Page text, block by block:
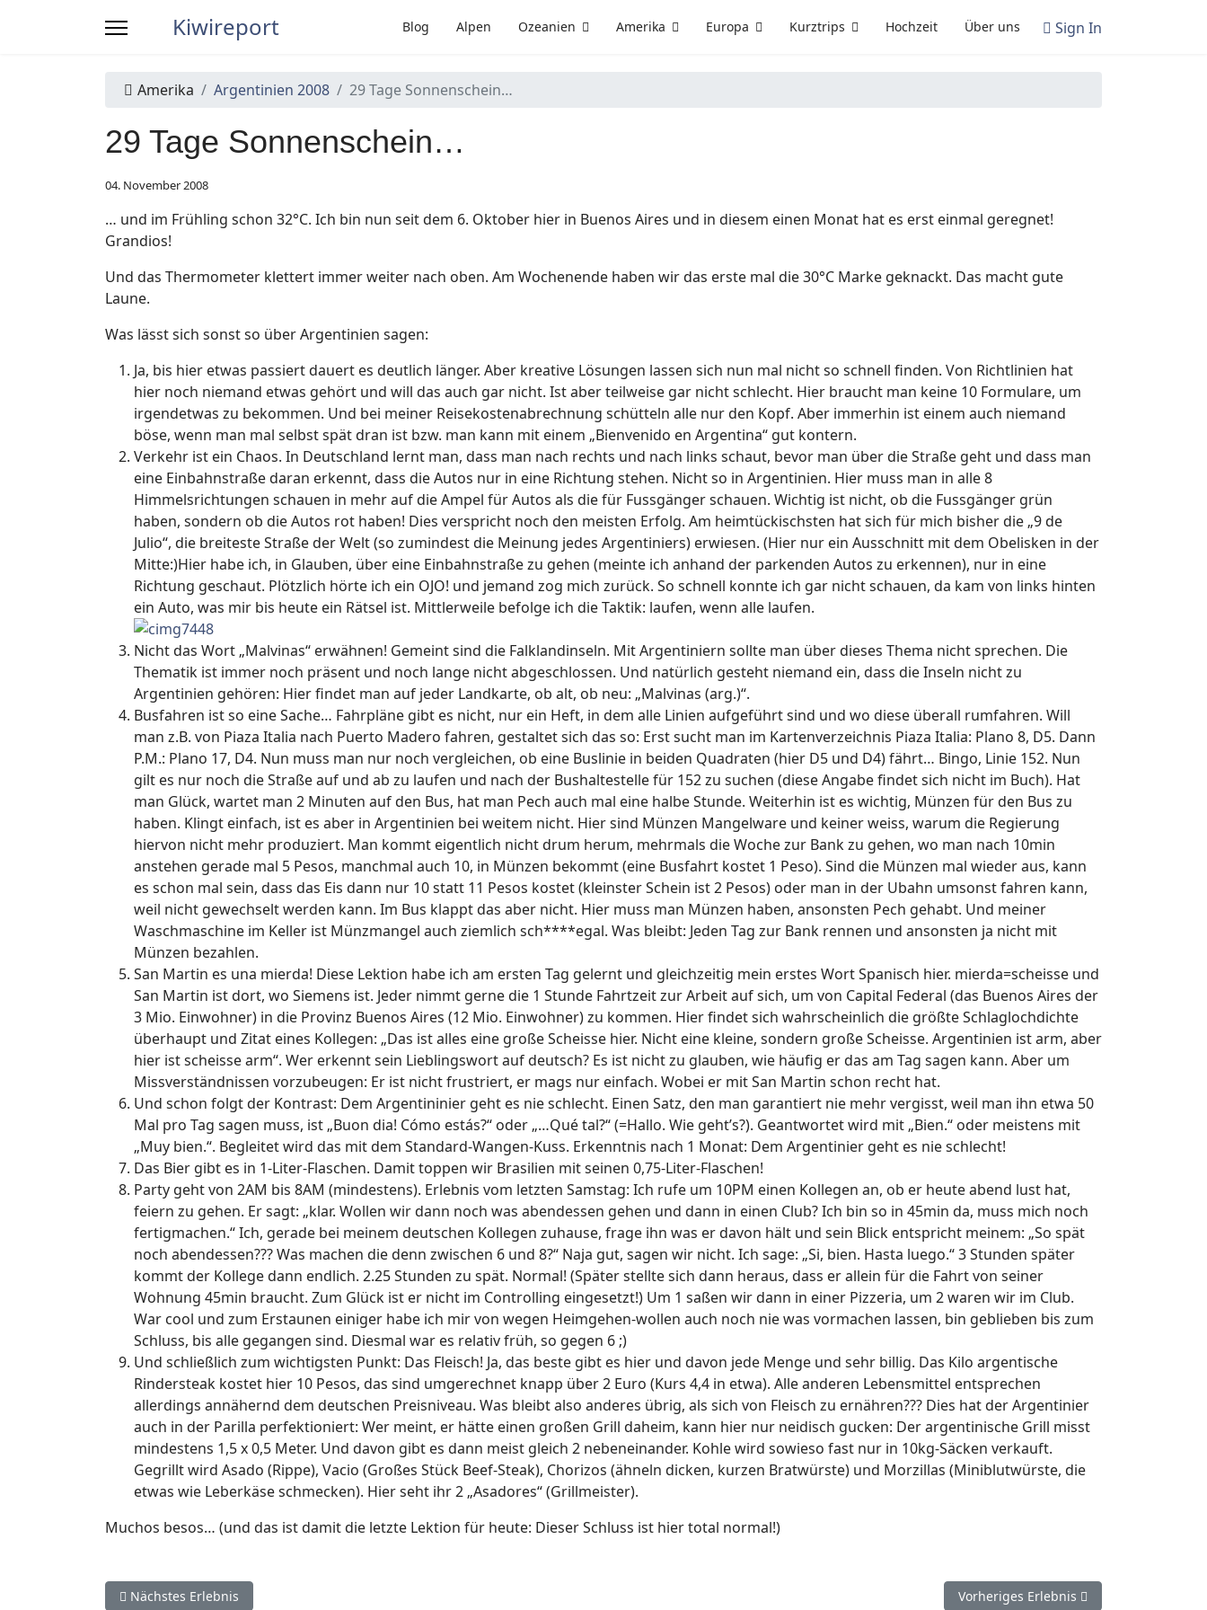
Kiwireport Blog Alpen Ozeanien Amerika Europa Kurztrips Hochzeit Über uns Sign In
Amerika Argentinien 2008 29 Tage Sonnenschein…
29 Tage Sonnenschein…
04. November 2008
… und im Frühling schon 32°C. Ich bin nun seit dem 6. Oktober hier in Buenos Aires und in diesem einen Monat hat es erst einmal geregnet!
Grandios!
Und das Thermometer klettert immer weiter nach oben. Am Wochenende haben wir das erste mal die 30°C Marke geknackt. Das macht gute
Laune.
Was lässt sich sonst so über Argentinien sagen:
Ja, bis hier etwas passiert dauert es deutlich länger. Aber kreative Lösungen lassen sich nun mal nicht so schnell finden. Von Richtlinien hat
hier noch niemand etwas gehört und will das auch gar nicht. Ist aber teilweise gar nicht schlecht. Hier braucht man keine 10 Formulare, um
irgendetwas zu bekommen. Und bei meiner Reisekostenabrechnung schütteln alle nur den Kopf. Aber immerhin ist einem auch niemand
böse, wenn man mal selbst spät dran ist bzw. man kann mit einem „Bienvenido en Argentina“ gut kontern.
Verkehr ist ein Chaos. In Deutschland lernt man, dass man nach rechts und nach links schaut, bevor man über die Straße geht und dass man
eine Einbahnstraße daran erkennt, dass die Autos nur in eine Richtung stehen. Nicht so in Argentinien. Hier muss man in alle 8
Himmelsrichtungen schauen in mehr auf die Ampel für Autos als die für Fussgänger schauen. Wichtig ist nicht, ob die Fussgänger grün
haben, sondern ob die Autos rot haben! Dies verspricht noch den meisten Erfolg. Am heimtückischsten hat sich für mich bisher die „9 de
Julio“, die breiteste Straße der Welt (so zumindest die Meinung jedes Argentiniers) erwiesen. (Hier nur ein Ausschnitt mit dem Obelisken in der
Mitte:)Hier habe ich, in Glauben, über eine Einbahnstraße zu gehen (meinte ich anhand der parkenden Autos zu erkennen), nur in eine
Richtung geschaut. Plötzlich hörte ich ein OJO! und jemand zog mich zurück. So schnell konnte ich gar nicht schauen, da kam von links hinten
ein Auto, was mir bis heute ein Rätsel ist. Mittlerweile befolge ich die Taktik: laufen, wenn alle laufen.
Nicht das Wort „Malvinas“ erwähnen! Gemeint sind die Falklandinseln. Mit Argentiniern sollte man über dieses Thema nicht sprechen. Die
Thematik ist immer noch präsent und noch lange nicht abgeschlossen. Und natürlich gesteht niemand ein, dass die Inseln nicht zu
Argentinien gehören: Hier findet man auf jeder Landkarte, ob alt, ob neu: „Malvinas (arg.)“.
Busfahren ist so eine Sache… Fahrpläne gibt es nicht, nur ein Heft, in dem alle Linien aufgeführt sind und wo diese überall rumfahren. Will
man z.B. von Piaza Italia nach Puerto Madero fahren, gestaltet sich das so: Erst sucht man im Kartenverzeichnis Piaza Italia: Plano 8, D5. Dann
P.M.: Plano 17, D4. Nun muss man nur noch vergleichen, ob eine Buslinie in beiden Quadraten (hier D5 und D4) fährt… Bingo, Linie 152. Nun
gilt es nur noch die Straße auf und ab zu laufen und nach der Bushaltestelle für 152 zu suchen (diese Angabe findet sich nicht im Buch). Hat
man Glück, wartet man 2 Minuten auf den Bus, hat man Pech auch mal eine halbe Stunde. Weiterhin ist es wichtig, Münzen für den Bus zu
haben. Klingt einfach, ist es aber in Argentinien bei weitem nicht. Hier sind Münzen Mangelware und keiner weiss, warum die Regierung
hiervon nicht mehr produziert. Man kommt eigentlich nicht drum herum, mehrmals die Woche zur Bank zu gehen, wo man nach 10min
anstehen gerade mal 5 Pesos, manchmal auch 10, in Münzen bekommt (eine Busfahrt kostet 1 Peso). Sind die Münzen mal wieder aus, kann
es schon mal sein, dass das Eis dann nur 10 statt 11 Pesos kostet (kleinster Schein ist 2 Pesos) oder man in der Ubahn umsonst fahren kann,
weil nicht gewechselt werden kann. Im Bus klappt das aber nicht. Hier muss man Münzen haben, ansonsten Pech gehabt. Und meiner
Waschmaschine im Keller ist Münzmangel auch ziemlich sch****egal. Was bleibt: Jeden Tag zur Bank rennen und ansonsten ja nicht mit
Münzen bezahlen.
San Martin es una mierda! Diese Lektion habe ich am ersten Tag gelernt und gleichzeitig mein erstes Wort Spanisch hier. mierda=scheisse und
San Martin ist dort, wo Siemens ist. Jeder nimmt gerne die 1 Stunde Fahrtzeit zur Arbeit auf sich, um von Capital Federal (das Buenos Aires der
3 Mio. Einwohner) in die Provinz Buenos Aires (12 Mio. Einwohner) zu kommen. Hier findet sich wahrscheinlich die größte Schlaglochdichte
überhaupt und Zitat eines Kollegen: „Das ist alles eine große Scheisse hier. Nicht eine kleine, sondern große Scheisse. Argentinien ist arm, aber
hier ist scheisse arm“. Wer erkennt sein Lieblingswort auf deutsch? Es ist nicht zu glauben, wie häufig er das am Tag sagen kann. Aber um
Missverständnissen vorzubeugen: Er ist nicht frustriert, er mags nur einfach. Wobei er mit San Martin schon recht hat.
Und schon folgt der Kontrast: Dem Argentininier geht es nie schlecht. Einen Satz, den man garantiert nie mehr vergisst, weil man ihn etwa 50
Mal pro Tag sagen muss, ist „Buon dia! Cómo estás?“ oder „…Qué tal?“ (=Hallo. Wie geht’s?). Geantwortet wird mit „Bien.“ oder meistens mit
„Muy bien.“. Begleitet wird das mit dem Standard-Wangen-Kuss. Erkenntnis nach 1 Monat: Dem Argentinier geht es nie schlecht!
Das Bier gibt es in 1-Liter-Flaschen. Damit toppen wir Brasilien mit seinen 0,75-Liter-Flaschen!
Party geht von 2AM bis 8AM (mindestens). Erlebnis vom letzten Samstag: Ich rufe um 10PM einen Kollegen an, ob er heute abend lust hat,
feiern zu gehen. Er sagt: „klar. Wollen wir dann noch was abendessen gehen und dann in einen Club? Ich bin so in 45min da, muss mich noch
fertigmachen.“ Ich, gerade bei meinem deutschen Kollegen zuhause, frage ihn was er davon hält und sein Blick entspricht meinem: „So spät
noch abendessen??? Was machen die denn zwischen 6 und 8?“ Naja gut, sagen wir nicht. Ich sage: „Si, bien. Hasta luego.“ 3 Stunden später
kommt der Kollege dann endlich. 2.25 Stunden zu spät. Normal! (Später stellte sich dann heraus, dass er allein für die Fahrt von seiner
Wohnung 45min braucht. Zum Glück ist er nicht im Controlling eingesetzt!) Um 1 saßen wir dann in einer Pizzeria, um 2 waren wir im Club.
War cool und zum Erstaunen einiger habe ich mir von wegen Heimgehen-wollen auch noch nie was vormachen lassen, bin geblieben bis zum
Schluss, bis alle gegangen sind. Diesmal war es relativ früh, so gegen 6 ;)
Und schließlich zum wichtigsten Punkt: Das Fleisch! Ja, das beste gibt es hier und davon jede Menge und sehr billig. Das Kilo argentische
Rindersteak kostet hier 10 Pesos, das sind umgerechnet knapp über 2 Euro (Kurs 4,4 in etwa). Alle anderen Lebensmittel entsprechen
allerdings annähernd dem deutschen Preisniveau. Was bleibt also anderes übrig, als sich von Fleisch zu ernähren??? Dies hat der Argentinier
auch in der Parilla perfektioniert: Wer meint, er hätte einen großen Grill daheim, kann hier nur neidisch gucken: Der argentinische Grill misst
mindestens 1,5 x 0,5 Meter. Und davon gibt es dann meist gleich 2 nebeneinander. Kohle wird sowieso fast nur in 10kg-Säcken verkauft.
Gegrillt wird Asado (Rippe), Vacio (Großes Stück Beef-Steak), Chorizos (ähneln dicken, kurzen Bratwürste) und Morzillas (Miniblutwürste, die
etwas wie Leberkäse schmecken). Hier seht ihr 2 „Asadores“ (Grillmeister).
Muchos besos… (und das ist damit die letzte Lektion für heute: Dieser Schluss ist hier total normal!)
Vorheriger Beitrag: 7000 Kilometer auf den Straßen Argentiniens – Teil 1
Nächstes Erlebnis Nächster Beitrag: Más de Brazil…
Vorheriges Erlebnis